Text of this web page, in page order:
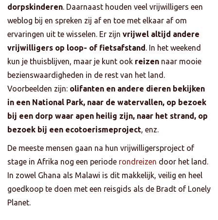
dorpskinderen. Daarnaast houden veel vrijwilligers een
weblog bij en spreken zij af en toe met elkaar af om
ervaringen uit te wisselen. Er zijn vrijwel altijd andere
vrijwilligers op loop- of fietsafstand. In het weekend
kun je thuisblijven, maar je kunt ook reizen naar mooie
bezienswaardigheden in de rest van het land.
Voorbeelden zijn: olifanten en andere dieren bekijken
in een National Park, naar de watervallen, op bezoek
bij een dorp waar apen heilig zijn, naar het strand, op
bezoek bij een ecotoerismeproject, enz.
De meeste mensen gaan na hun vrijwilligersproject of
stage in Afrika nog een periode rondreizen door het land.
In zowel Ghana als Malawi is dit makkelijk, veilig en heel
goedkoop te doen met een reisgids als de Bradt of Lonely
Planet.